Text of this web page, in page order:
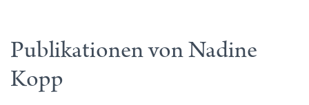
Publikationen von Nadine
Kopp